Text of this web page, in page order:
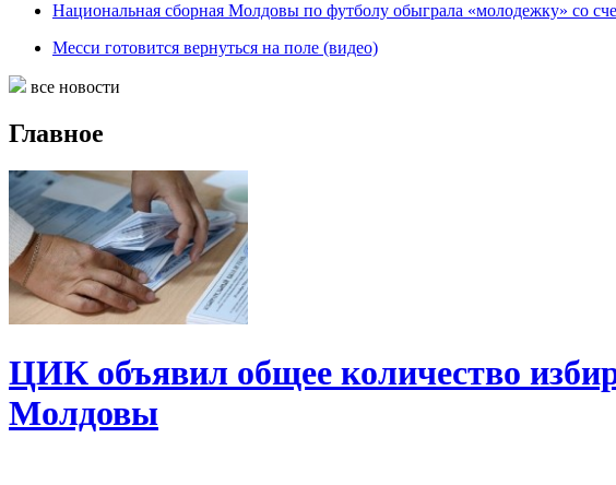
Национальная сборная Молдовы по футболу обыграла «молодежку» со
Месси готовится вернуться на поле (видео)
все новости
Главное
ЦИК объявил общее количество
Молдовы